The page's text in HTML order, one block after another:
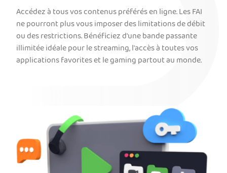
Accédez à tous vos contenus préférés en ligne. Les FAI
ne pourront plus vous imposer des limitations de débit
ou des restrictions. Bénéficiez d'une bande passante
illimitée idéale pour le streaming, l'accès à toutes vos
applications favorites et le gaming partout au monde.